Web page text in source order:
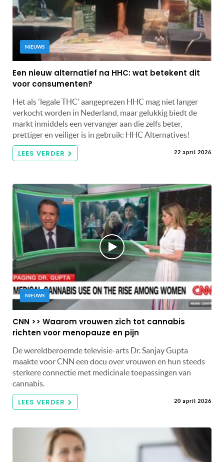
NIEUWS
Een nieuw alternatief na HHC: wat betekent dit
voor consumenten?
Het als 'legale THC' aangeprezen HHC mag niet langer
verkocht worden in Nederland, maar gelukkig biedt de
markt inmiddels een vervanger aan die zelfs beter,
prettiger en veiliger is in gebruik: HHC Alternatives!
LEES VERDER 22 april 2026
NIEUWS
CNN >> Waarom vrouwen zich tot cannabis
richten voor menopauze en pijn
De wereldberoemde televisie-arts Dr. Sanjay Gupta
maakte voor CNN een docu over vrouwen en hun steeds
sterkere connectie met medicinale toepassingen van
cannabis.
LEES VERDER 20 april 2026